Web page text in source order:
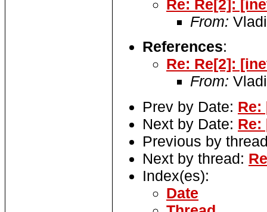
Re: Re[2]:
From:
References:
Re: Re[2]:
From:
Prev by Date: Re:
Next by Date: Re:
Previous by
Next by thread:
Index(es):
Date